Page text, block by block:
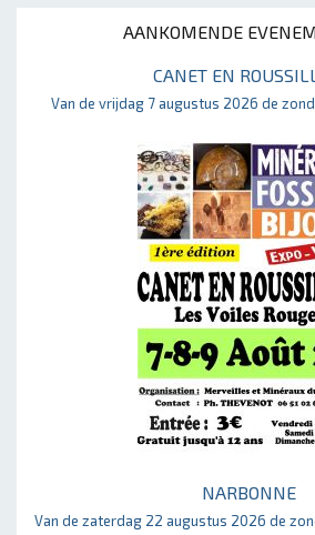
AANKOMENDE
CANET EN
Van de vrijdag 7 augustus 2026 de
NARBONNE
Van de zaterdag 22 augustus 2026 de